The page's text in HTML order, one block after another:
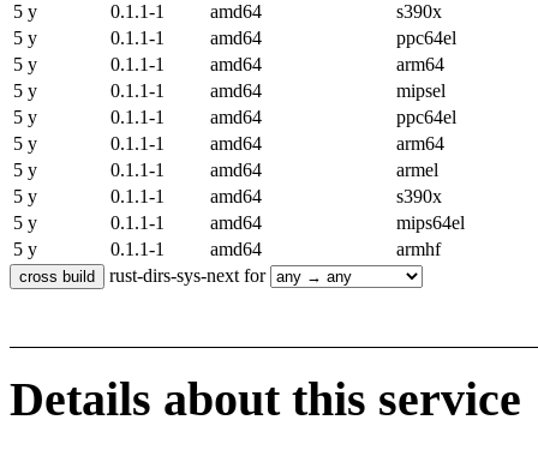
5 y
0.1.1-1 amd64
s390x
5 y
0.1.1-1 amd64
ppc64el
5 y
0.1.1-1 amd64
arm64
5 y
0.1.1-1 amd64
mipsel
5 y
0.1.1-1 amd64
ppc64el
5 y
0.1.1-1 amd64
arm64
5 y
0.1.1-1 amd64
armel
5 y
0.1.1-1 amd64
s390x
5 y
0.1.1-1 amd64
mips64el
5 y
0.1.1-1 amd64
armhf
rust-dirs-sys-next for
Details about this service